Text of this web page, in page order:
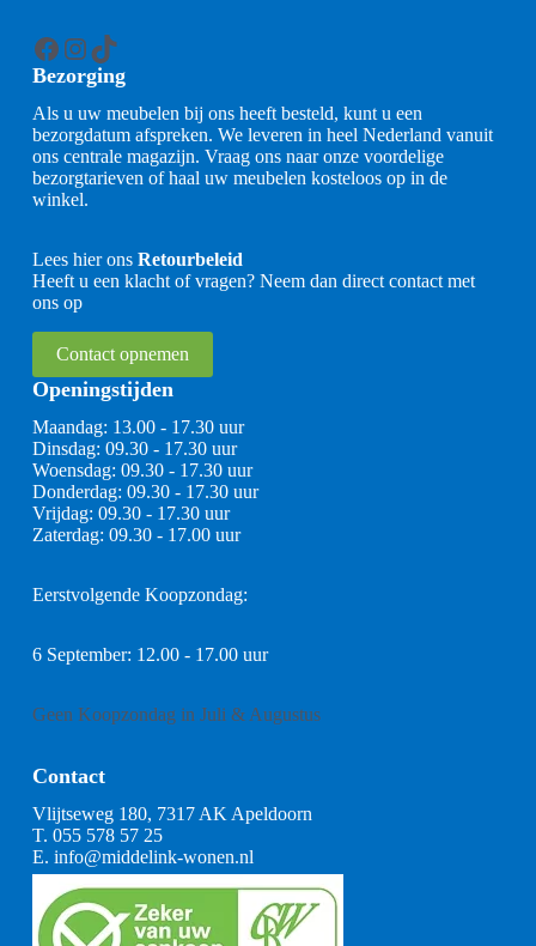
Facebook
Instagram
TikTok
Bezorging
Als u uw meubelen bij ons heeft besteld, kunt u een
bezorgdatum afspreken. We leveren in heel Nederland vanuit
ons centrale magazijn. Vraag ons naar onze voordelige
bezorgtarieven of haal uw meubelen kosteloos op in de
winkel.
Lees hier ons Retourbeleid
Heeft u een klacht of vragen? Neem dan direct contact met
ons op
Contact opnemen
Openingstijden
Maandag: 13.00 - 17.30 uur
Dinsdag: 09.30 - 17.30 uur
Woensdag: 09.30 - 17.30 uur
Donderdag: 09.30 - 17.30 uur
Vrijdag: 09.30 - 17.30 uur
Zaterdag: 09.30 - 17.00 uur
Eerstvolgende Koopzondag:
6 September: 12.00 - 17.00 uur
Geen Koopzondag in Juli & Augustus
Contact
Vlijtseweg 180, 7317 AK Apeldoorn
T. 055 578 57 25
E. info@middelink-wonen.nl